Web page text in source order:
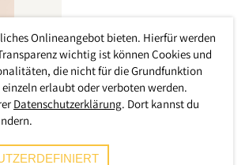
Onlineangebot bieten. Hierfür werden
wichtig ist können Cookies und
die nicht für die Grundfunktion
erlaubt oder verboten werden.
Datenschutzerklärung. Dort kannst du